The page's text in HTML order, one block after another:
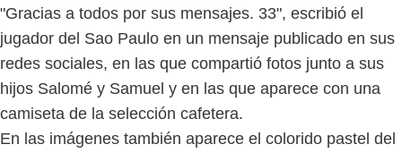
"Gracias a todos por sus mensajes. 33", escribió el
jugador del Sao Paulo en un mensaje publicado en sus
redes sociales, en las que compartió fotos junto a sus
hijos Salomé y Samuel y en las que aparece con una
camiseta de la selección cafetera.
En las imágenes también aparece el colorido pastel del